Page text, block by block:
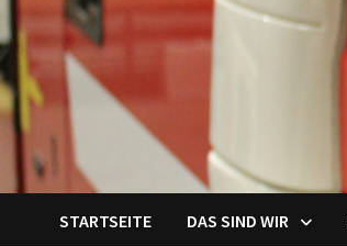
STARTSEITE DAS SIND WIR